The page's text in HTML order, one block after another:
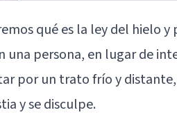
qué es la ley del hielo y
una persona, en lugar de
por un trato frío y distante,
y se disculpe.